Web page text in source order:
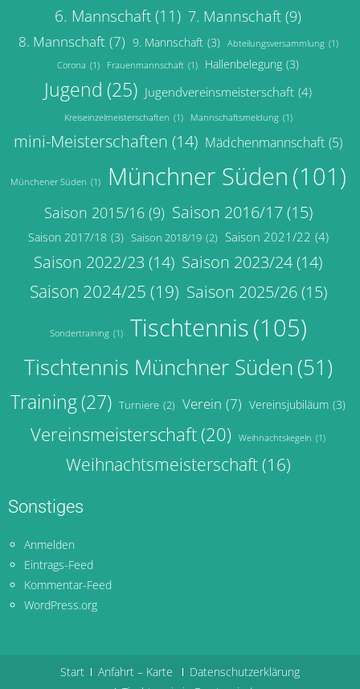
6. Mannschaft(11) 7. Mannschaft (9)
8. Mannschaft (7) 9. Mannschaft (3) Abteilungsversammlung (1)
Corona (1) Frauenmannschaft (1) Hallenbelegung (3)
Jugend (25) Jugendvereinsmeisterschaft (4)
Kreiseinzelmeisterschaften (1) Mannschaftsmeldung (1)
mini-Meisterschaften (14) Mädchenmannschaft (5)
Münchener Süden (1) Münchner Süden (101)
Saison 2015/16 (9) Saison 2016/17(15)
Saison 2017/18 (3) Saison 2018/19 (2) Saison 2021/22 (4)
Saison 2022/23 (14) Saison 2023/24(14)
Saison 2024/25 (19) Saison 2025/26(15)
Sondertraining (1) Tischtennis(105)
Tischtennis Münchner Süden(51)
Training(27) Turniere (2) Verein (7) Vereinsjubiläum (3)
Vereinsmeisterschaft (20) Weihnachtskegeln (1)
Weihnachtsmeisterschaft(16)
Sonstiges
Anmelden
Eintrags-Feed
Kommentar-Feed
WordPress.org
Start Anfahrt – Karte
Datenschutzerklärung